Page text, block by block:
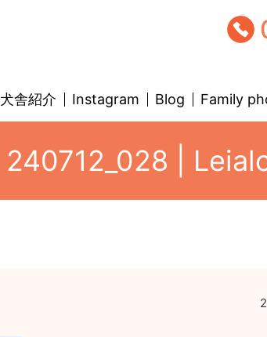
犬舎紹介 Instagram Blog Family
240712_028 |